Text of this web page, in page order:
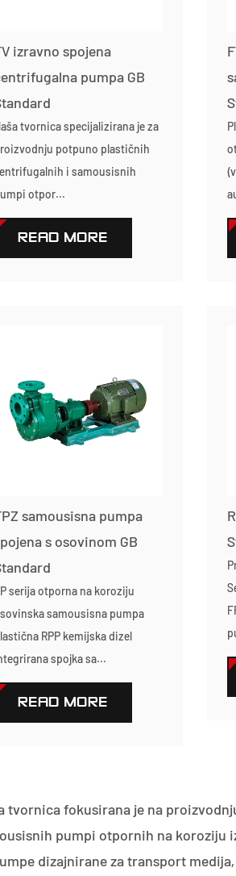
izravno spojena
pumpa GB
tvornica specijalizirana je za
potpuno plastičnih
i samousisnih
otpor...
READ MORE
samousisna pumpa
s osovinom GB
serija otporna na koroziju
samousisna pumpa
RPP kemijska dizel
spojka sa...
READ MORE
tvornica fokusirana je na
pumpi otpornih na koroziju
dizajnirane za transport